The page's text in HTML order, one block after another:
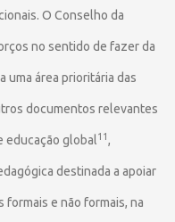
O Conselho da
no sentido de fazer da
uma área prioritária das
documentos relevantes
educação global11,
destinada a apoiar
e não formais, na